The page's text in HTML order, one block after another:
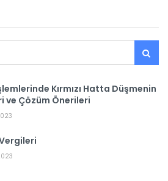
Kırmızı Hatta Düşmenin
ve Çözüm Önerileri